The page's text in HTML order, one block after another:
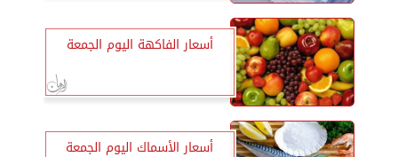
أسعار الفاكهة اليوم الجمعة
أسعار الأسماك اليوم الجمعة